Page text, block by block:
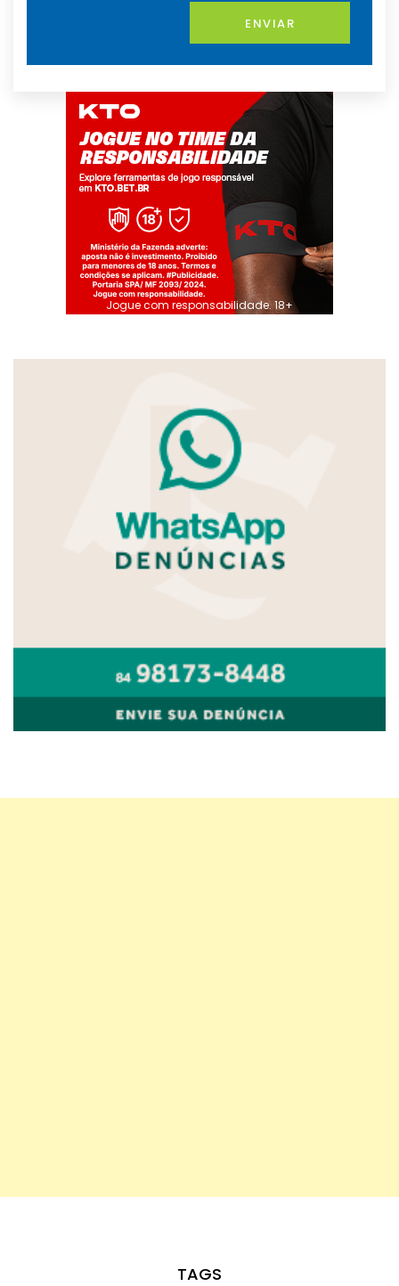
ENVIAR
Jogue com responsabilidade. 18+
TAGS